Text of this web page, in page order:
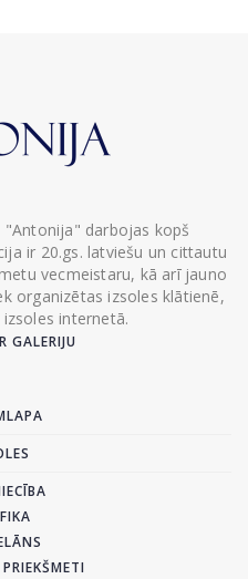
"Antonija" darbojas kopš
ir 20.gs. latviešu un cittautu
vecmeistaru, kā arī jauno
organizētas izsoles klātienē,
internetā.
GALERIJU